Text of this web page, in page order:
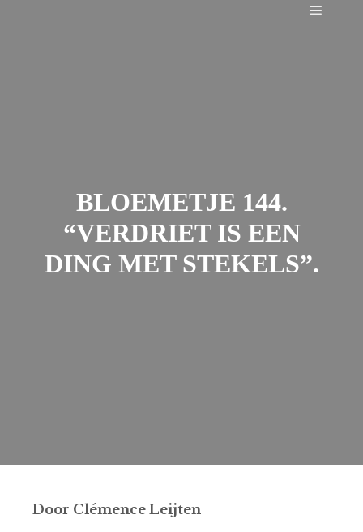
BLOEMETJE 144.
“VERDRIET IS EEN
DING MET STEKELS”.
Door Clémence Leijten